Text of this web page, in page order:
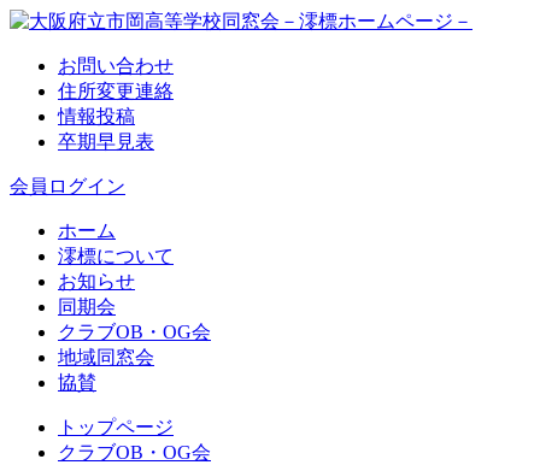
お問い合わせ
住所変更連絡
情報投稿
卒期早見表
会員ログイン
ホーム
澪標について
お知らせ
同期会
クラブOB・OG会
地域同窓会
協賛
トップページ
クラブOB・OG会